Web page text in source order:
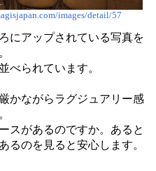
images/detail/57
にアップされている写真を
べられています。
かながらラグジュアリー感
スがあるのですか。あると
るのを見ると安心します。